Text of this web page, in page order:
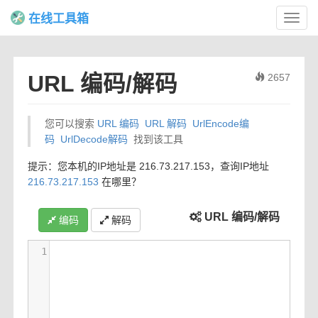
在线工具箱
URL 编码/解码 2657
您可以搜索 URL 编码 URL 解码
UrlEncode编
码
UrlDecode解码 找到该工具
提示：您本机的IP地址是 216.73.217.153，查询IP地址
216.73.217.153 在哪里？
URL 编码/解码
编码 解码
1